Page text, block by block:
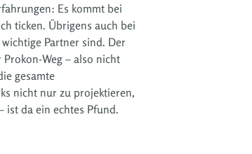
Es kommt bei
ticken. Übrigens auch bei
Partner sind. Der
Weg – also nicht
gesamte
nicht nur zu projektieren,
ist da ein echtes Pfund.